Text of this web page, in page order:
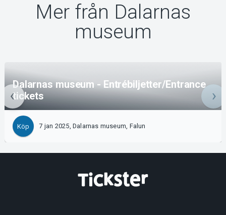
Mer från Dalarnas
museum
Dalarnas museum - Entrébiljetter/Entrance
tickets
Köp 7 jan 2025, Dalarnas museum, Falun